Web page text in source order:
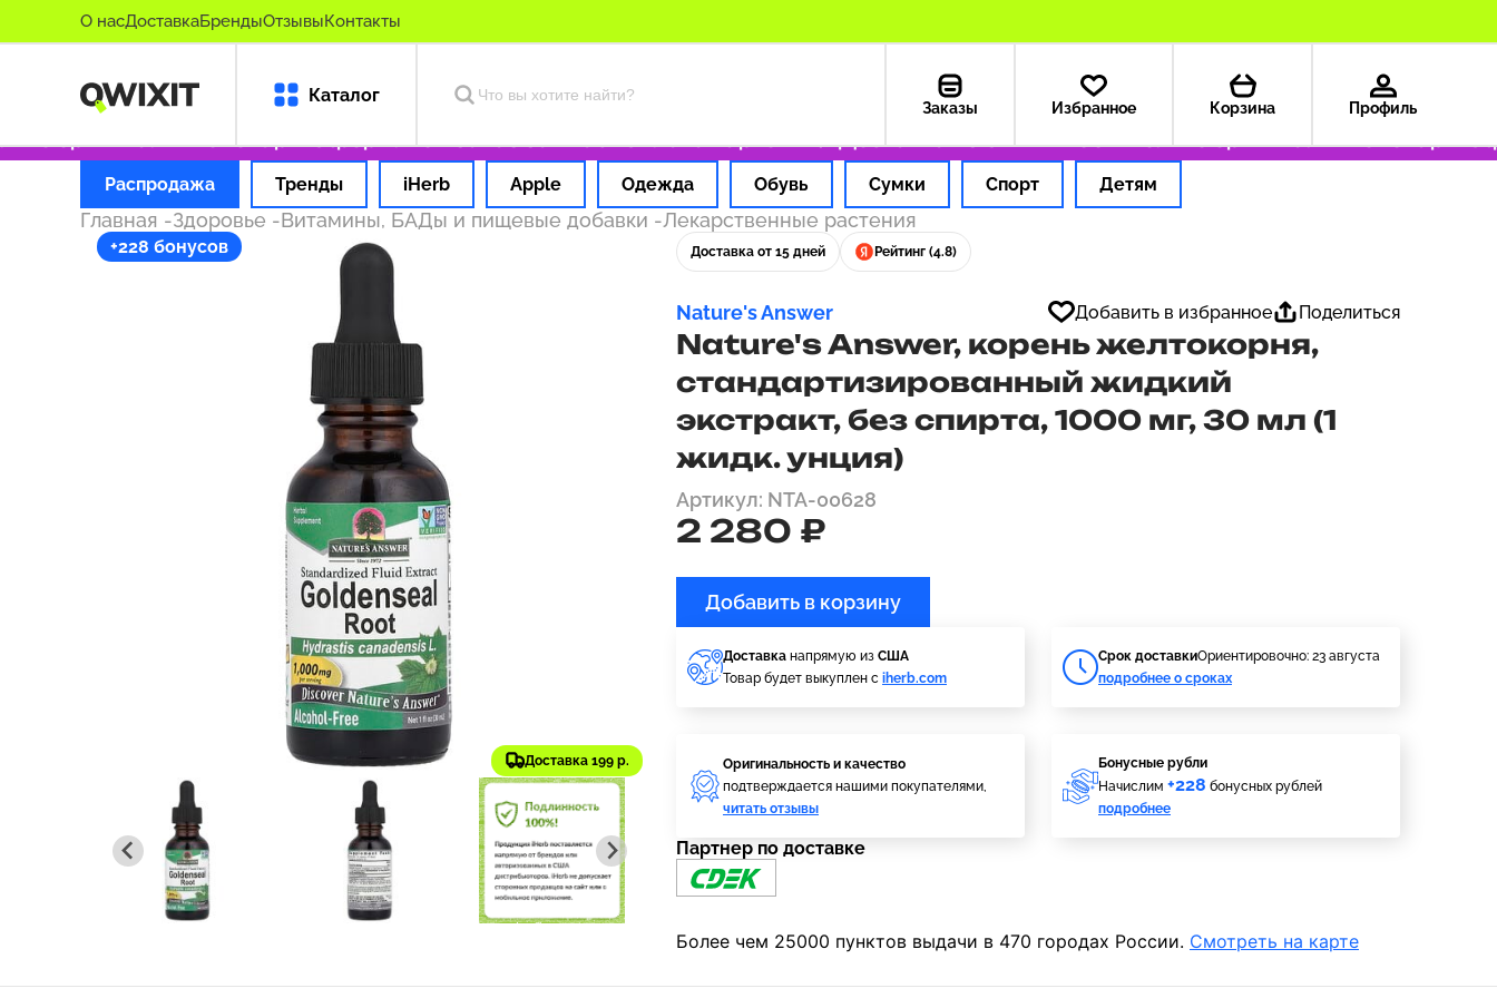
О насДоставкаБрендыОтзывыКонтакты
Каталог
Заказы Избранное Корзина Профиль
оригинальные товары Оформляем заказ за 1 час Оплата картой РФ Доставка из США — 199 ₽ Только оригинальные товары
Распродажа Тренды iHerb Apple Одежда Обувь Сумки Спорт Детям
Главная -Здоровье -Витамины, БАДы и пищевые добавки -Лекарственные растения
+228 бонусов
Доставка 199 р.
Доставка от 15 дней Рейтинг (4.8)
Nature's Answer Добавить в избранное Поделиться
Nature's Answer, корень желтокорня,
стандартизированный жидкий
экстракт, без спирта, 1000 мг, 30 мл (1
жидк. унция)
Артикул: NTA-00628
2 280 ₽
Добавить в корзину
Доставка напрямую из США
Товар будет выкуплен с iherb.com
Cрок доставкиОриентировочно: 23 августа
подробнее о сроках
Оригинальность и качество
подтверждается нашими покупателями,
читать отзывы
Бонусные рубли
Начислим +228 бонусных рублей
подробнее
Партнер по доставке
Более чем 25000 пунктов выдачи в 470 городах России. Смотреть на карте